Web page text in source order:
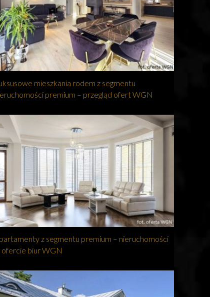
mieszkania rodem z segmentu
premium – przegląd ofert WGN
z segmentu premium – nieruchomości
ofercie biur WGN